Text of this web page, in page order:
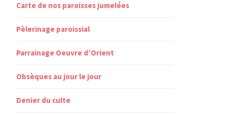
Carte de nos paroisses jumelées
Pèlerinage paroissial
Parrainage Oeuvre d’Orient
Obsèques au jour le jour
Denier du culte